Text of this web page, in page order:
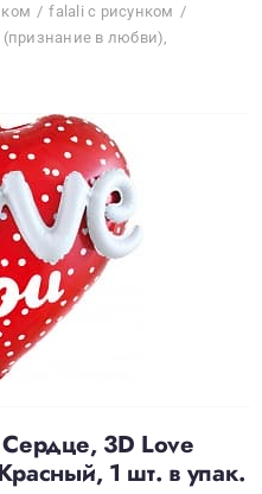
falali с рисунком
(признание в любви),
3D Love
1 шт. в упак.